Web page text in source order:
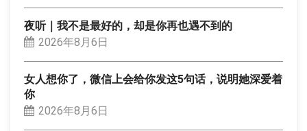
夜听｜我不是最好的，却是你再也遇不到的
2026年8月6日
女人想你了，微信上会给你发这5句话，说明她深爱着
你
2026年8月6日